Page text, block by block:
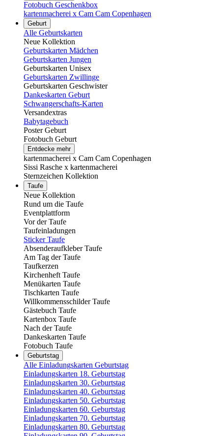
Fotobuch Geschenkbox
kartenmacherei x Cam Cam Copenhagen
Geburt
Alle Geburtskarten
Neue Kollektion
Geburtskarten Mädchen
Geburtskarten Jungen
Geburtskarten Unisex
Geburtskarten Zwillinge
Geburtskarten Geschwister
Dankeskarten Geburt
Schwangerschafts-Karten
Versandextras
Babytagebuch
Poster Geburt
Fotobuch Geburt
Entdecke mehr
kartenmacherei x Cam Cam Copenhagen
Sissi Rasche x kartenmacherei
Sternzeichen Kollektion
Taufe
Neue Kollektion
Rund um die Taufe
Eventplattform
Vor der Taufe
Taufeinladungen
Sticker Taufe
Absenderaufkleber Taufe
Am Tag der Taufe
Taufkerzen
Kirchenheft Taufe
Menükarten Taufe
Tischkarten Taufe
Willkommensschilder Taufe
Gästebuch Taufe
Kartenbox Taufe
Nach der Taufe
Dankeskarten Taufe
Fotobuch Taufe
Geburtstag
Alle Einladungskarten Geburtstag
Einladungskarten 18. Geburtstag
Einladungskarten 30. Geburtstag
Einladungskarten 40. Geburtstag
Einladungskarten 50. Geburtstag
Einladungskarten 60. Geburtstag
Einladungskarten 70. Geburtstag
Einladungskarten 80. Geburtstag